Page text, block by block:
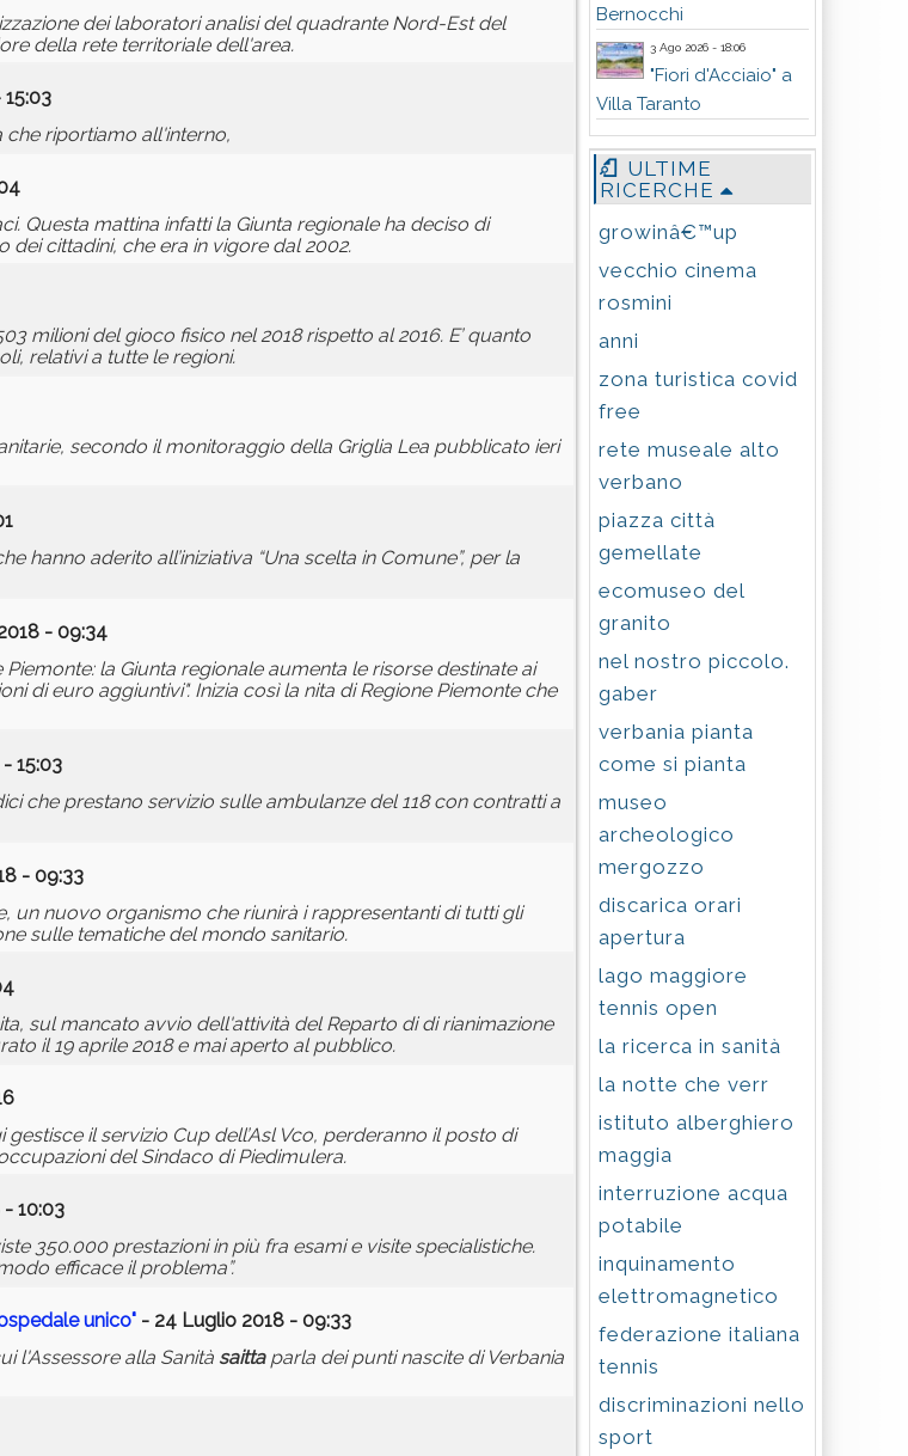
dei laboratori analisi del quadrante Nord-Est del
della rete territoriale dell'area.
che riportiamo all'interno,
Questa mattina infatti la Giunta regionale ha deciso di
cittadini, che era in vigore dal 2002.
milioni del gioco fisico nel 2018 rispetto al 2016. E’ quanto
relativi a tutte le regioni.
secondo il monitoraggio della Griglia Lea pubblicato ieri
hanno aderito all’iniziativa “Una scelta in Comune”, per la
- 09:34
la Giunta regionale aumenta le risorse destinate ai
di euro aggiuntivi". Inizia così la nita di Regione Piemonte che
15:03
che prestano servizio sulle ambulanze del 118 con contratti a
- 09:33
un nuovo organismo che riunirà i rappresentanti di tutti gli
sulle tematiche del mondo sanitario.
sul mancato avvio dell'attività del Reparto di di rianimazione
il 19 aprile 2018 e mai aperto al pubblico.
il servizio Cup dell’Asl Vco, perderanno il posto di
del Sindaco di Piedimulera.
10:03
350.000 prestazioni in più fra esami e visite specialistiche.
efficace il problema”.
unico" - 24 Luglio 2018 - 09:33
l'Assessore alla Sanità saittaparla dei punti nascite di Verbania
Bernocchi
3 Ago 2026 - 18:06
"Fiori d'Acciaio" a
Villa Taranto
ULTIME
RICERCHE
growinâ€™up
vecchio cinema
rosmini
anni
zona turistica covid
free
rete museale alto
verbano
piazza città
gemellate
ecomuseo del
granito
nel nostro piccolo.
gaber
verbania pianta
come si pianta
museo
archeologico
mergozzo
discarica orari
apertura
lago maggiore
tennis open
la ricerca in sanità
la notte che verr
istituto alberghiero
maggia
interruzione acqua
potabile
inquinamento
elettromagnetico
federazione italiana
tennis
discriminazioni nello
sport